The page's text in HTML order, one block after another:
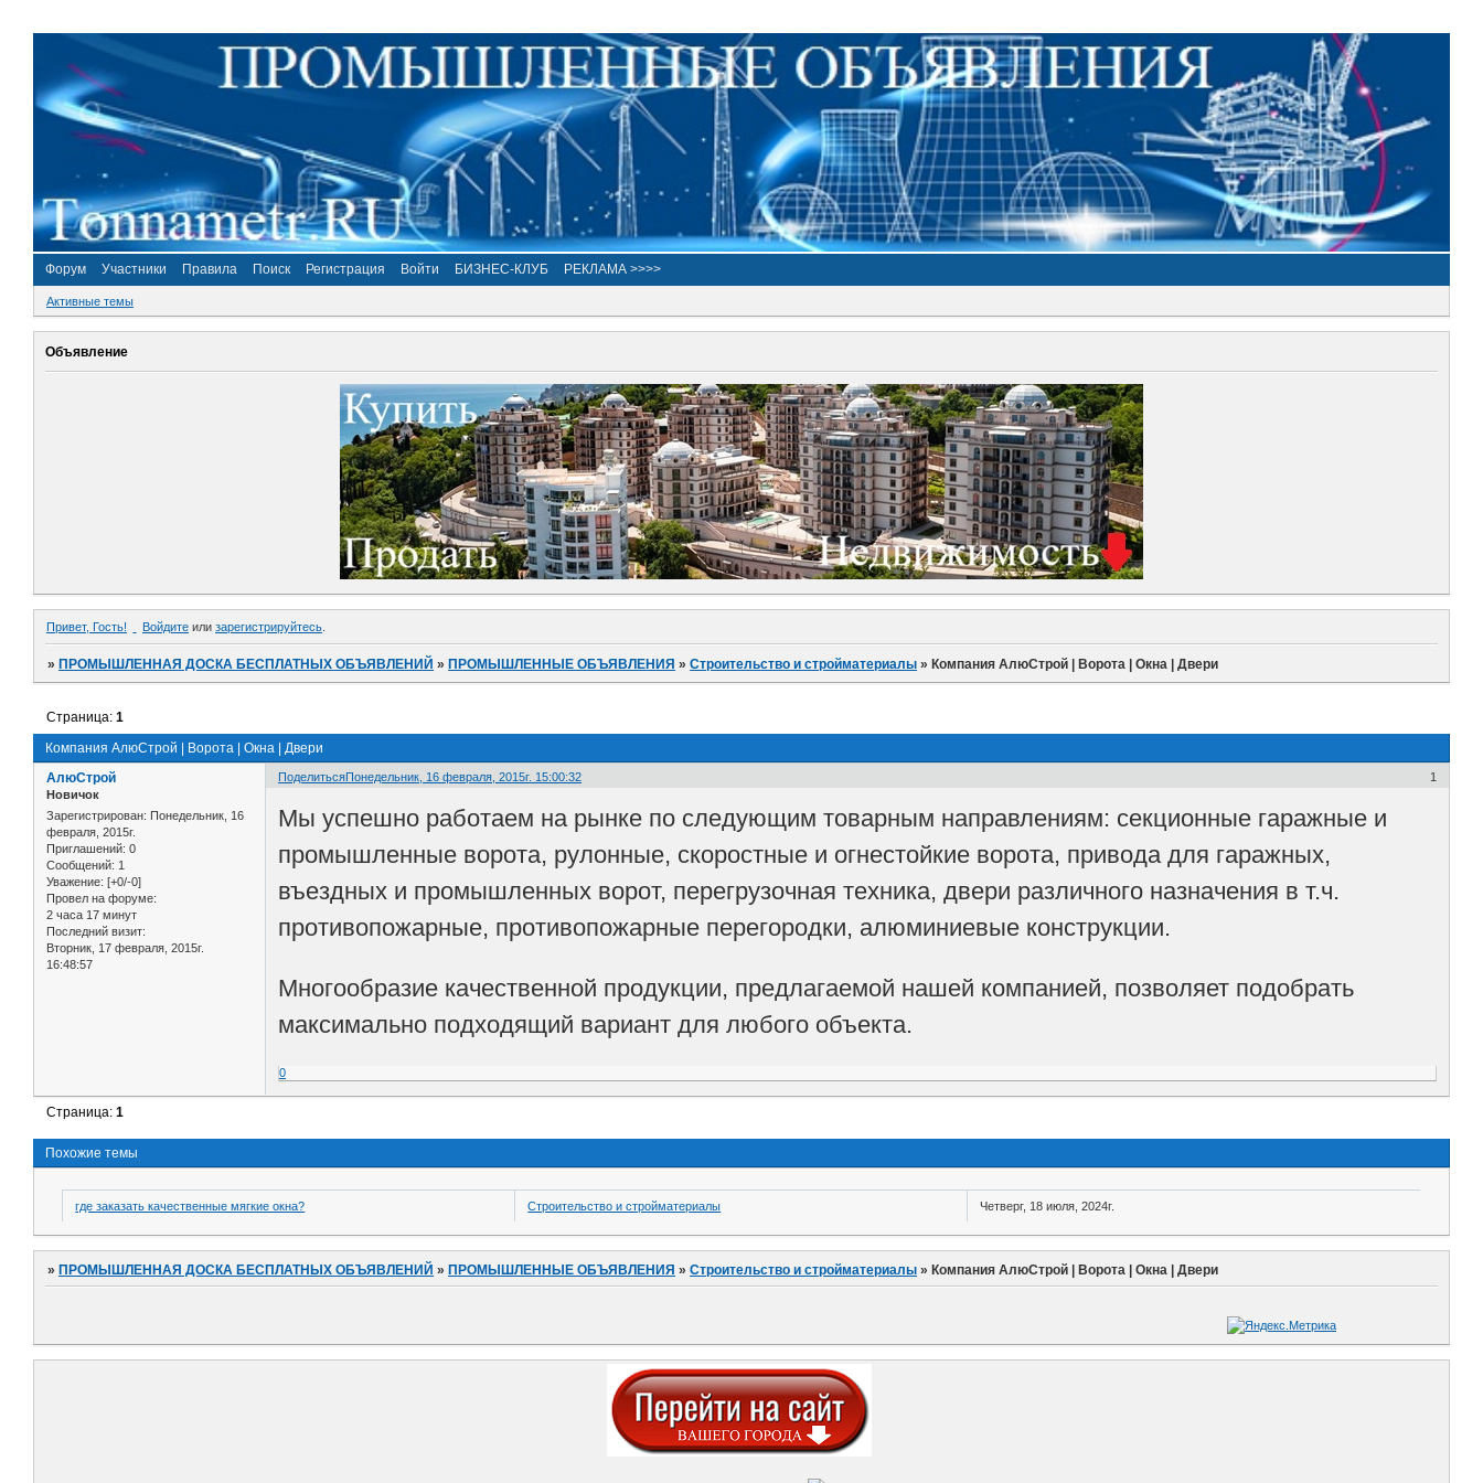
Форум Участники Правила Поиск Регистрация Войти БИЗНЕС-КЛУБ РЕКЛАМА >>>>
Активные темы
Объявление
Привет, Гость! Войдите или зарегистрируйтесь
»ПРОМЫШЛЕННАЯ ДОСКА БЕСПЛАТНЫХ ОБЪЯВЛЕНИЙ »ПРОМЫШЛЕННЫЕ ОБЪЯВЛЕНИЯ »Строительство и стройматериалы »Компания АлюСтрой | Ворота | Окна | Двери
Компания АлюСтрой | Ворота | Окна | Двери
Страница:1
Поделиться 1
Понедельник, 16 февраля, 2015г. 15:00:32
АлюСтрой
Новичок
Зарегистрирован: Понедельник, 16
февраля, 2015г.
Приглашений: 0
Сообщений: 1
Уважение: [+0/-0]
Провел на форуме:
2 часа 17 минут
Последний визит:
Вторник, 17 февраля, 2015г.
16:48:57
Мы успешно работаем на рынке по следующим товарным направлениям: секционные гаражные и
промышленные ворота, рулонные, скоростные и огнестойкие ворота, привода для гаражных,
въездных и промышленных ворот, перегрузочная техника, двери различного назначения в т.ч.
противопожарные, противопожарные перегородки, алюминиевые конструкции.
Многообразие качественной продукции, предлагаемой нашей компанией, позволяет подобрать
максимально подходящий вариант для любого объекта.
0
Страница:1
Похожие темы
где заказать качественные мягкие окна? Строительство и стройматериалы Четверг, 18 июля, 2024г.
»ПРОМЫШЛЕННАЯ ДОСКА БЕСПЛАТНЫХ ОБЪЯВЛЕНИЙ »ПРОМЫШЛЕННЫЕ ОБЪЯВЛЕНИЯ »Строительство и стройматериалы »Компания АлюСтрой | Ворота | Окна | Двери